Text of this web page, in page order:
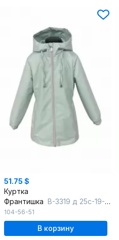
51.75 $
Куртка
Франтишка В-3319 д 25с-19-с78 ментол
104-56-51
В корзину